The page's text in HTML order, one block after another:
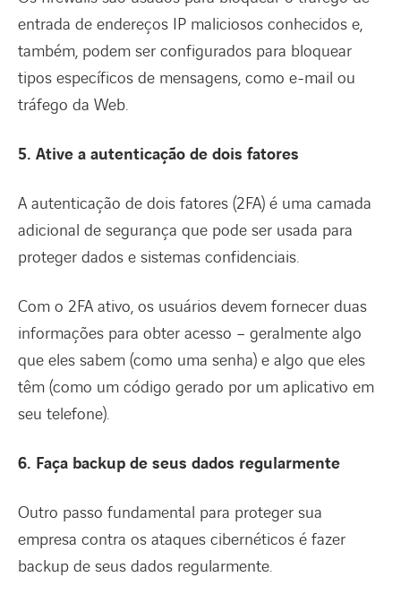
entrada de endereços IP maliciosos conhecidos e,
também, podem ser configurados para bloquear
tipos específicos de mensagens, como e-mail ou
tráfego da Web.
5. Ative a autenticação de dois fatores
A autenticação de dois fatores (2FA) é uma camada
adicional de segurança que pode ser usada para
proteger dados e sistemas confidenciais.
Com o 2FA ativo, os usuários devem fornecer duas
informações para obter acesso – geralmente algo
que eles sabem (como uma senha) e algo que eles
têm (como um código gerado por um aplicativo em
seu telefone).
6. Faça backup de seus dados regularmente
Outro passo fundamental para proteger sua
empresa contra os ataques cibernéticos é fazer
backup de seus dados regularmente.